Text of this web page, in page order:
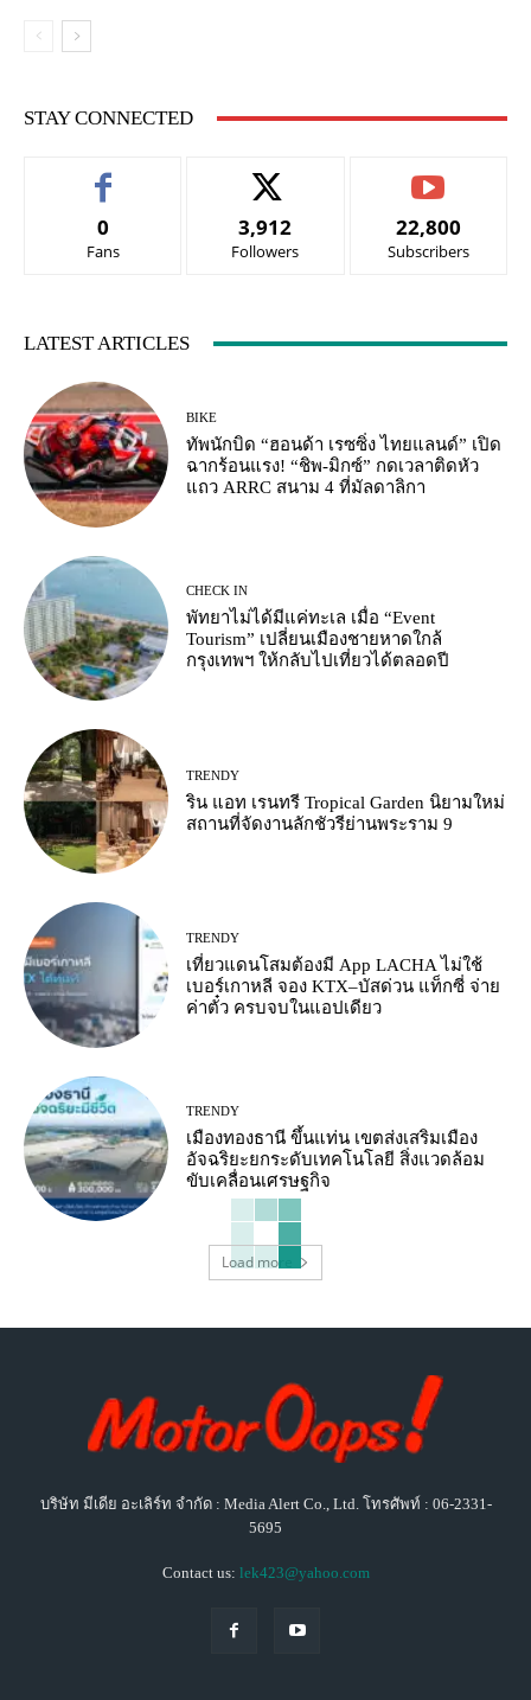
STAY CONNECTED
0
Fans
3,912
Followers
22,800
Subscribers
LATEST ARTICLES
BIKE
ทัพนักบิด “ฮอนด้า เรซซิ่ง ไทยแลนด์” เปิด
ฉากร้อนแรง! “ชิพ-มิกซ์” กดเวลาติดหัว
แถว ARRC สนาม 4 ที่มัลดาลิกา
CHECK IN
พัทยาไม่ได้มีแค่ทะเล เมื่อ “Event
Tourism” เปลี่ยนเมืองชายหาดใกล้
กรุงเทพฯ ให้กลับไปเที่ยวได้ตลอดปี
TRENDY
ริน แอท เรนทรี Tropical Garden นิยามใหม่
สถานที่จัดงานลักชัวรีย่านพระราม 9
TRENDY
เที่ยวแดนโสมต้องมี App LACHA ไม่ใช้
เบอร์เกาหลี จอง KTX–บัสด่วน แท็กซี่ จ่าย
ค่าตั๋ว ครบจบในแอปเดียว
TRENDY
เมืองทองธานี ขึ้นแท่น เขตส่งเสริมเมือง
อัจฉริยะยกระดับเทคโนโลยี สิ่งแวดล้อม
ขับเคลื่อนเศรษฐกิจ
Load more
บริษัท มีเดีย อะเลิร์ท จำกัด : Media Alert Co., Ltd. โทรศัพท์ : 06-2331-
5695
Contact us: lek423@yahoo.com